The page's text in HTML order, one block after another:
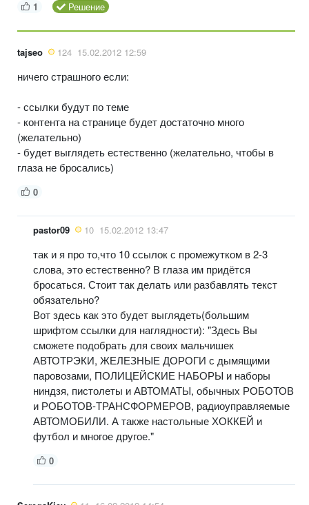
1 Решение
tajseo 124 15.02.2012 12:59
ничего страшного если:
- ссылки будут по теме
- контента на странице будет достаточно много
(желательно)
- будет выглядеть естественно (желательно, чтобы в
глаза не бросались)
0
pastor09 10 15.02.2012 13:47
так и я про то,что 10 ссылок с промежутком в 2-3
слова, это естественно? В глаза им придётся
бросаться. Стоит так делать или разбавлять текст
обязательно?
Вот здесь как это будет выглядеть(большим
шрифтом ссылки для наглядности): "Здесь Вы
сможете подобрать для своих мальчишек
АВТОТРЭКИ, ЖЕЛЕЗНЫЕ ДОРОГИ с дымящими
паровозами, ПОЛИЦЕЙСКИЕ НАБОРЫ и наборы
ниндзя, пистолеты и АВТОМАТЫ, обычных РОБОТОВ
и РОБОТОВ-ТРАНСФОРМЕРОВ, радиоуправляемые
АВТОМОБИЛИ. А также настольные ХОККЕЙ и
футбол и многое другое."
0